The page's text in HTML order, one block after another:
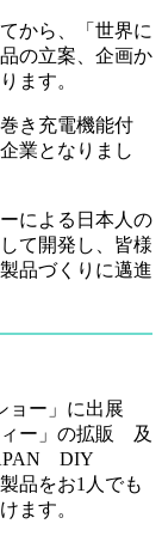
から、「世界に
の立案、企画か
ます。
き充電機能付
業となりまし
による日本人の
て開発し、皆様
品づくりに邁進
ョー」に出展
ー」の拡販 及
DIY
品をお1人でも
ます。